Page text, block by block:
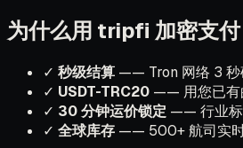
为什么用 tripfi 加密支付
✓ 秒级结算 —— Tron 网络 3 秒
✓ USDT-TRC20 —— 用您已有
✓ 30 分钟运价锁定 —— 行业标
✓ 全球库存 —— 500+ 航司实时